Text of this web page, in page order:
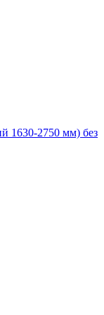
1630-2750 мм) без